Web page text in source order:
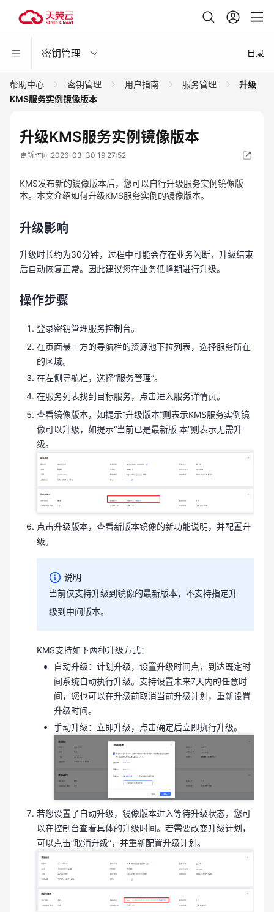
密钥管理 目录
帮助中心 密钥管理 用户指南 服务管理
升级
KMS服务实例镜像版本
升级KMS服务实例镜像版本
更新时间 2026-03-30 19:27:52
KMS发布新的镜像版本后，您可以自行升级服务实例镜像版
本。本文介绍如何升级KMS服务实例的镜像版本。
升级影响
升级时长约为30分钟，过程中可能会存在业务闪断，升级结束
后自动恢复正常。因此建议您在业务低峰期进行升级。
操作步骤
登录密钥管理服务控制台。
在页面最上方的导航栏的资源池下拉列表，选择服务所在
的区域。
在左侧导航栏，选择“服务管理”。
在服务列表找到目标服务，点击进入服务详情页。
查看镜像版本，如提示“升级版本”则表示KMS服务实例镜
像可以升级，如提示“当前已是最新版 本”则表示无需升
级。
点击升级版本，查看新版本镜像的新功能说明，并配置升
级。
说明
当前仅支持升级到镜像的最新版本，不支持指定升
级到中间版本。
KMS支持如下两种升级方式：
自动升级：计划升级，设置升级时间点，到达既定时
间系统自动执行升级。支持设置未来7天内的任意时
间，您也可以在升级前取消当前升级计划，重新设置
升级时间。
手动升级：立即升级，点击确定后立即执行升级。
若您设置了自动升级，镜像版本进入等待升级状态，您可
以在控制台查看具体的升级时间。若需要改变升级计划，
可以点击“取消升级”，并重新配置升级计划。